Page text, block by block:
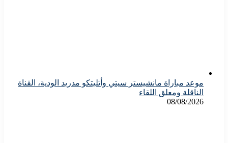
موعد مباراة مانشيستر سيتي وأتليتكو مدريد الودية، القناة
الناقلة ومعلق اللقاء
08/08/2026